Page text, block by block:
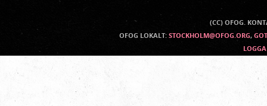
Kontaktinfo
(CC) OFOG.
OFOG LOKALT: STOCKHOLM@OFOG.ORG,